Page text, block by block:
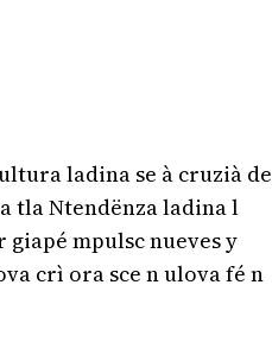
ladina se à cruzià de
tla Ntendënza ladina l
giapé mpulsc nueves y
crì ora sce n ulova fé n